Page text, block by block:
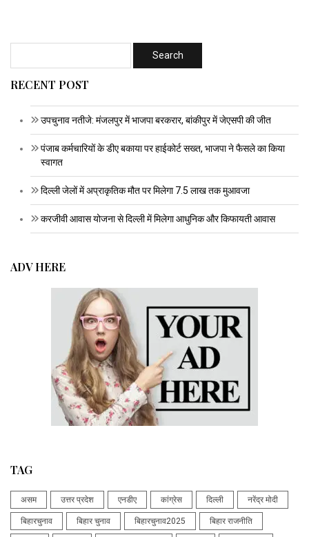
RECENT POST
उपचुनाव नतीजे: मंजलपुर में भाजपा बरकरार, बांकीपुर में जेएसपी की जीत
पंजाब कर्मचारियों के डीए बकाया पर हाईकोर्ट सख्त, भाजपा ने फैसले का किया
स्वागत
दिल्ली जेलों में अप्राकृतिक मौत पर मिलेगा 7.5 लाख तक मुआवजा
करजीवी आवास योजना से दिल्ली में मिलेगा आधुनिक और किफायती आवास
ADV HERE
TAG
असम उत्तर प्रदेश एनडीए कांग्रेस दिल्ली नरेंद्र मोदी
बिहारचुनाव बिहार चुनाव बिहारचुनाव2025 बिहार राजनीति